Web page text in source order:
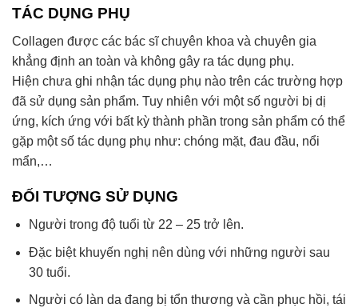
TÁC DỤNG PHỤ
Collagen được các bác sĩ chuyên khoa và chuyên gia
khẳng định an toàn và không gây ra tác dụng phụ.
Hiện chưa ghi nhận tác dụng phụ nào trên các trường hợp
đã sử dụng sản phẩm. Tuy nhiên với một số người bị dị
ứng, kích ứng với bất kỳ thành phần trong sản phẩm có thể
gặp một số tác dụng phụ như: chóng mặt, đau đầu, nổi
mẩn,…
ĐỐI TƯỢNG SỬ DỤNG
Người trong độ tuổi từ 22 – 25 trở lên.
Đặc biệt khuyến nghị nên dùng với những người sau
30 tuổi.
Người có làn da đang bị tổn thương và cần phục hồi, tái